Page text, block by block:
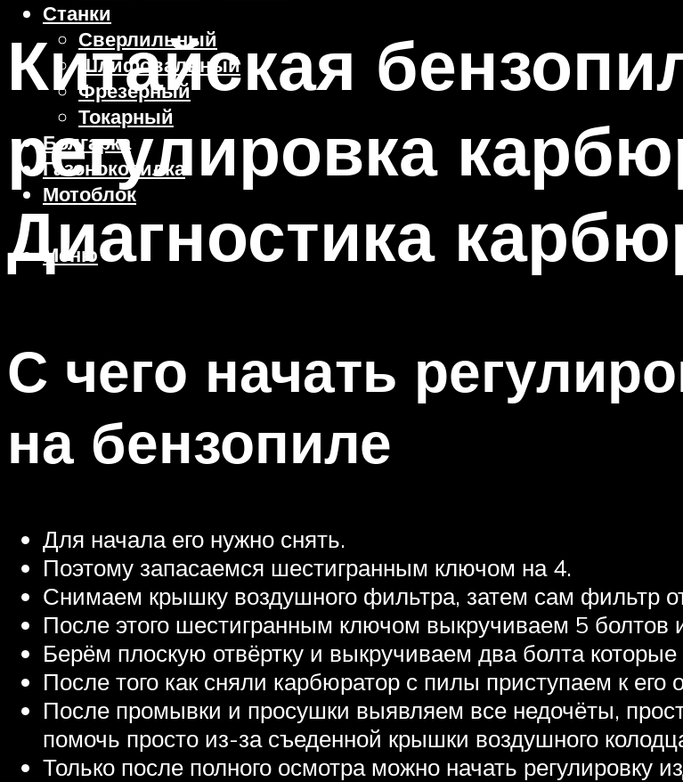
Станки
Сверлильный
Шлифовальный
Фрезерный
Токарный
Болгарка
Газонокосилка
Мотоблок
Меню
Китайская
регулировка
Диагностика
С чего начать
на бензопиле
Для начала его нужно снять.
Поэтому запасаемся шестигранным ключом на 4.
Снимаем крышку воздушного фильтра, затем сам фильтр
После этого шестигранным ключом выкручиваем 5
Берём плоскую отвёртку и выкручиваем два болта
После того как сняли карбюратор с пилы приступаем к
После промывки и просушки выявляем все недочёты,
помочь просто из-за съеденной крышки воздушного
Только после полного осмотра можно начать регулировку